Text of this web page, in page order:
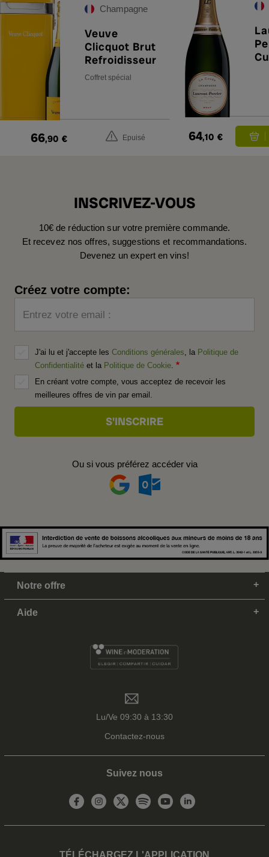
Champagne
Veuve
Clicquot Brut
Refroidisseur
Coffret spécial
66,90 € Epuisé 64,10 €
INSCRIVEZ-VOUS
10€ de réduction sur votre première commande.
Et recevez nos offres, suggestions et recommandations.
Devenez un expert en vins!
Créez votre compte:
Entrez votre email :
J'ai lu et j'accepte les Conditions générales , la Politique de
Confidentialité et la Politique de Cookie
En créant votre compte, vous acceptez de recevoir les
meilleures offres de vin par email.
Ou si vous préférez accéder via
Notre offre
Aide
Lu/Ve 09:30 à 13:30
Contactez-nous
Suivez nous
TÉLÉCHARGEZ L'APPLICATION